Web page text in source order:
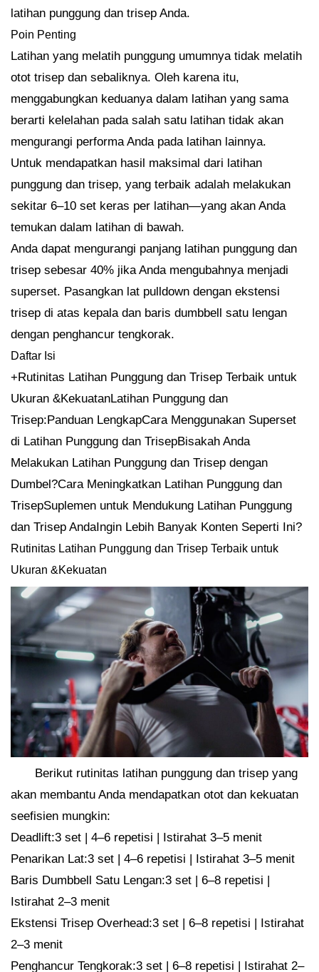
latihan punggung dan trisep Anda.
Poin Penting
Latihan yang melatih punggung umumnya tidak melatih
otot trisep dan sebaliknya. Oleh karena itu,
menggabungkan keduanya dalam latihan yang sama
berarti kelelahan pada salah satu latihan tidak akan
mengurangi performa Anda pada latihan lainnya.
Untuk mendapatkan hasil maksimal dari latihan
punggung dan trisep, yang terbaik adalah melakukan
sekitar 6–10 set keras per latihan—yang akan Anda
temukan dalam latihan di bawah.
Anda dapat mengurangi panjang latihan punggung dan
trisep sebesar 40% jika Anda mengubahnya menjadi
superset. Pasangkan lat pulldown dengan ekstensi
trisep di atas kepala dan baris dumbbell satu lengan
dengan penghancur tengkorak.
Daftar Isi
+Rutinitas Latihan Punggung dan Trisep Terbaik untuk
Ukuran &KekuatanLatihan Punggung dan
Trisep:Panduan LengkapCara Menggunakan Superset
di Latihan Punggung dan TrisepBisakah Anda
Melakukan Latihan Punggung dan Trisep dengan
Dumbel?Cara Meningkatkan Latihan Punggung dan
TrisepSuplemen untuk Mendukung Latihan Punggung
dan Trisep AndaIngin Lebih Banyak Konten Seperti Ini?
Rutinitas Latihan Punggung dan Trisep Terbaik untuk
Ukuran &Kekuatan
Berikut rutinitas latihan punggung dan trisep yang
akan membantu Anda mendapatkan otot dan kekuatan
seefisien mungkin:
Deadlift:3 set | 4–6 repetisi | Istirahat 3–5 menit
Penarikan Lat:3 set | 4–6 repetisi | Istirahat 3–5 menit
Baris Dumbbell Satu Lengan:3 set | 6–8 repetisi |
Istirahat 2–3 menit
Ekstensi Trisep Overhead:3 set | 6–8 repetisi | Istirahat
2–3 menit
Penghancur Tengkorak:3 set | 6–8 repetisi | Istirahat 2–